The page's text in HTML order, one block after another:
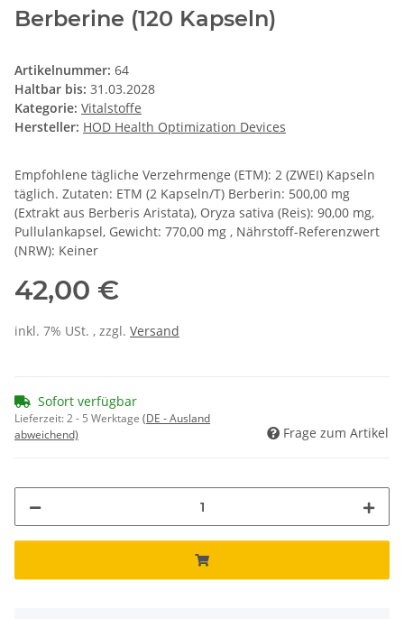
Berberine (120 Kapseln)
Artikelnummer: 64
Haltbar bis: 31.03.2028
Kategorie: Vitalstoffe
Hersteller: HOD Health Optimization Devices
Empfohlene tägliche Verzehrmenge (ETM): 2 (ZWEI) Kapseln
täglich. Zutaten: ETM (2 Kapseln/T) Berberin: 500,00 mg
(Extrakt aus Berberis Aristata), Oryza sativa (Reis): 90,00 mg,
Pullulankapsel, Gewicht: 770,00 mg , Nährstoff-Referenzwert
(NRW): Keiner
42,00 €
inkl. 7% USt. , zzgl. Versand
Sofort verfügbar
Lieferzeit:2 - 5 Werktage (DE - Ausland
abweichend)
Frage zum Artikel